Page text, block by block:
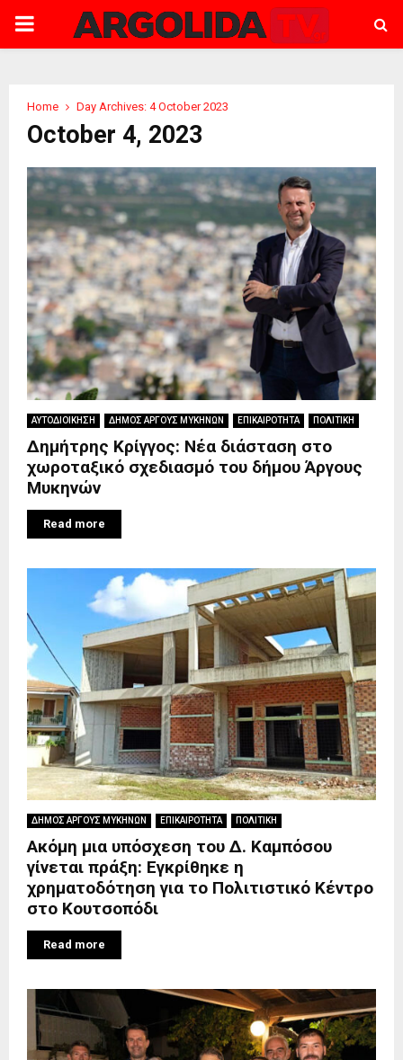
PRIMARY
Home Day Archives: 4 October 2023
October 4, 2023
ΑΥΤΟΔΙΟΙΚΗΣΗ ΔΗΜΟΣ ΑΡΓΟΥΣ ΜΥΚΗΝΩΝ ΕΠΙΚΑΙΡΟΤΗΤΑ ΠΟΛΙΤΙΚΗ
Δημήτρης Κρίγγος: Νέα διάσταση στο
χωροταξικό σχεδιασμό του δήμου Άργους
Μυκηνών
Read more
ΔΗΜΟΣ ΑΡΓΟΥΣ ΜΥΚΗΝΩΝ ΕΠΙΚΑΙΡΟΤΗΤΑ ΠΟΛΙΤΙΚΗ
Ακόμη μια υπόσχεση του Δ. Καμπόσου
γίνεται πράξη: Εγκρίθηκε η
χρηματοδότηση για το Πολιτιστικό Κέντρο
στο Κουτσοπόδι
Read more